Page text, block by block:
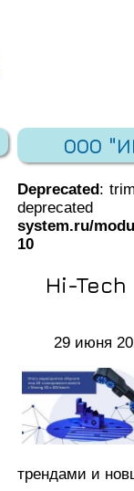
ООО
Deprecated:
system.ru/
10
Hi-
29 июня
трендами и